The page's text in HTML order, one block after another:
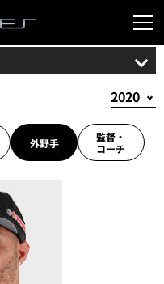
外野手
監督・
コーチ